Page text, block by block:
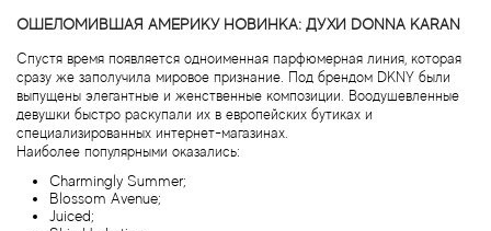
ОШЕЛОМИВШАЯ АМЕРИКУ НОВИНКА: ДУХИ DONNA KARAN
Спустя время появляется одноименная парфюмерная линия, которая
сразу же заполучила мировое признание. Под брендом DKNY были
выпущены элегантные и женственные композиции. Воодушевленные
девушки быстро раскупали их в европейских бутиках и
специализированных интернет-магазинах.
Наиболее популярными оказались:
Charmingly Summer;
Blossom Avenue;
Juiced;
Boucheron
Brecourt
Brioni
Britney Spears